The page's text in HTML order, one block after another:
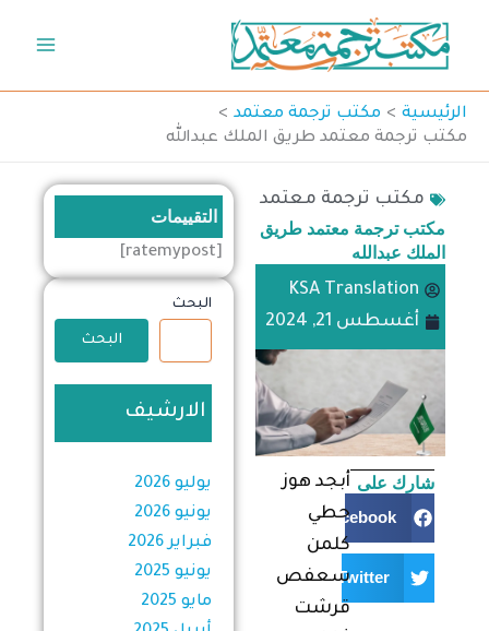
المحتوى
الرئيسية
مكتب ترجمة معتمد
مكتب ترجمة معتمد طريق الملك عبدالله
مكتب ترجمة معتمد
مكتب ترجمة معتمد طريق
الملك عبدالله
KSA Translation
أغسطس 21, 2024
شارك على
Facebook
Twitter
أبجد هوز
حطي
كلمن
سعفص
قرشت
التقييمات
[ratemypost]
البحث
البحث
الارشيف
يوليو 2026
يونيو 2026
فبراير 2026
يونيو 2025
مايو 2025